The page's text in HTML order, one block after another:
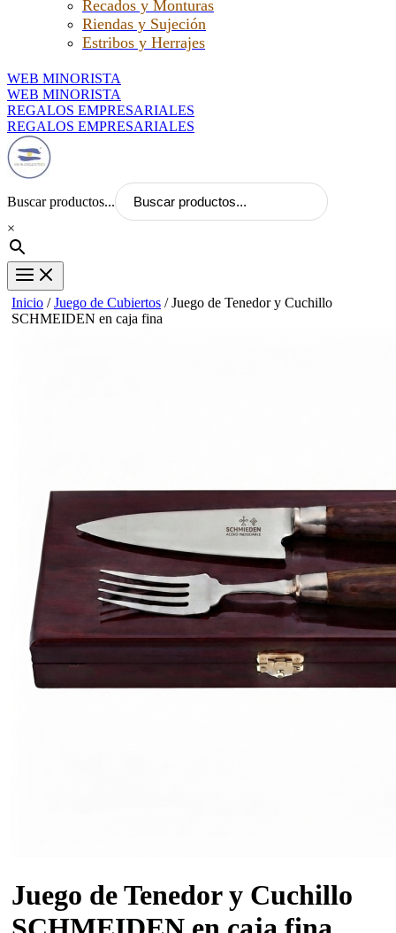
Recados y Monturas
Riendas y Sujeción
Estribos y Herrajes
WEB MINORISTA
WEB MINORISTA
REGALOS EMPRESARIALES
REGALOS EMPRESARIALES
Buscar productos...
×
Inicio /Juego de Cubiertos / Juego de Tenedor y Cuchillo
SCHMEIDEN en caja fina
Juego de Tenedor y Cuchillo